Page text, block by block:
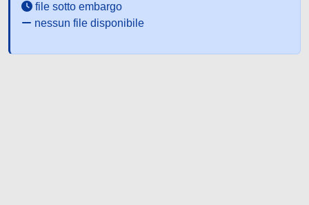
file sotto embargo
nessun file disponibile